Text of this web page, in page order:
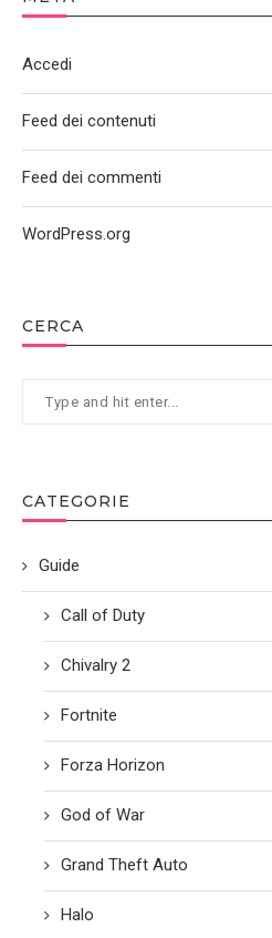
CERCA
CATEGORIE
Guide
Call of Duty
Chivalry 2
Fortnite
Forza Horizon
God of War
Grand Theft Auto
Halo
Accedi
Feed dei contenuti
Feed dei commenti
WordPress.org